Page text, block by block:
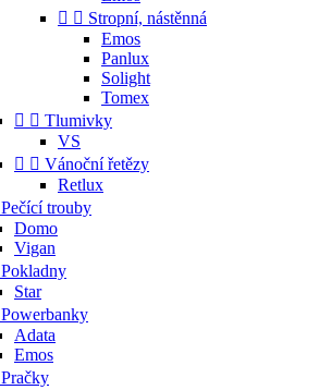
  Stropní, nástěnná
Emos
Panlux
Solight
Tomex
  Tlumivky
VS
  Vánoční řetězy
Retlux
Pečící trouby
Domo
Vigan
Pokladny
Star
Powerbanky
Adata
Emos
Pračky